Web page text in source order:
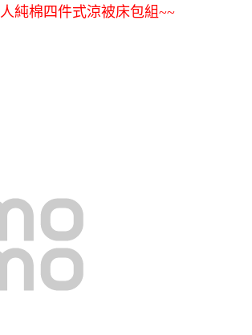
純棉四件式涼被床包組~~